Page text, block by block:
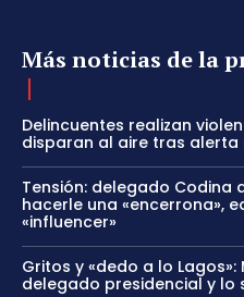
Más noticias de la
Delincuentes realizan
disparan al aire tras alerta
Tensión: delegado
hacerle una «encerrona»,
«influencer»
Gritos y «dedo a lo
delegado presidencial y lo